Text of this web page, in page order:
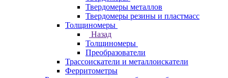
Твердомеры металлов
Твердомеры резины и пластмасс
Толщиномеры
Назад
Толщиномеры
Преобразователи
Трассоискатели и металлоискатели
Ферритометры